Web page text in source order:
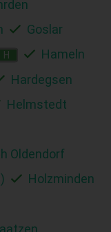
Goslar
H
Hameln
Hardegsen
Helmstedt
Oldendorf
Holzminden